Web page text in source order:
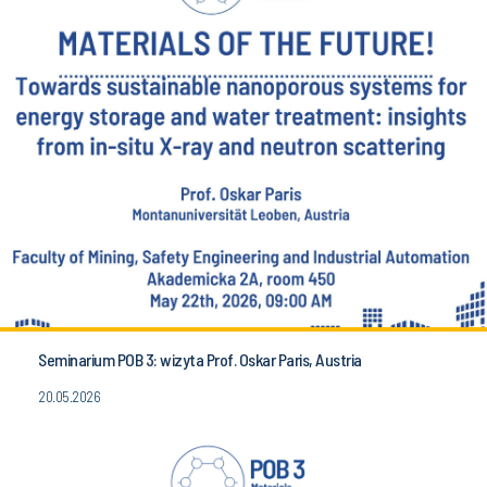
Seminarium POB 3: wizyta Prof. Oskar Paris, Austria
20.05.2026